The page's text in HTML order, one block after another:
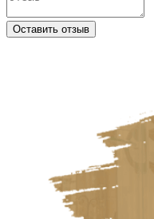
Оставить отзыв